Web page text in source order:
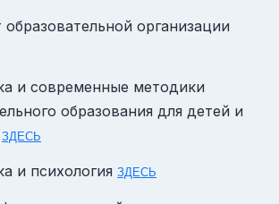
организации
и современные методики
образования для детей и
ЗДЕСЬ
и психология ЗДЕСЬ